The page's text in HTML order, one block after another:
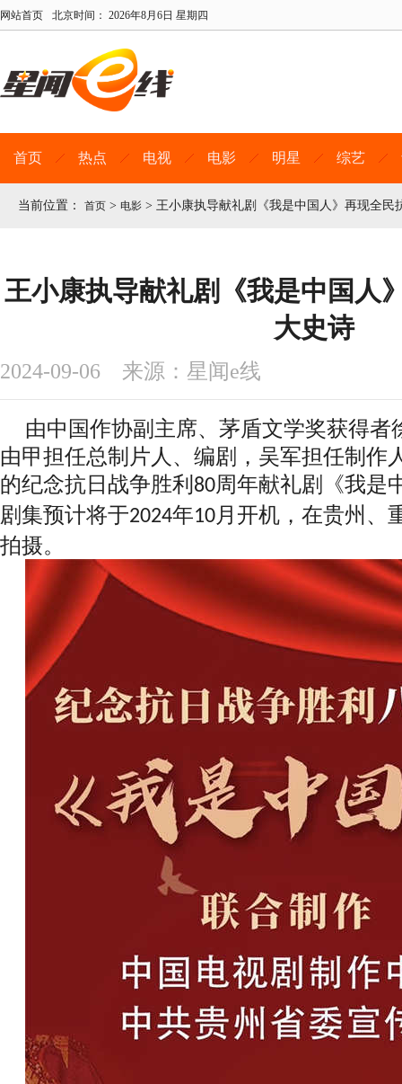
网站首页 北京时间： 2026年8月6日 星期四
首页 热点 电视 电影 明星 综艺
当前位置： 首页 > 电影 > 王小康执导献礼剧《我是中国人》再现全民
王小康执导献礼剧《我是中国人
大史诗
2024-09-06 来源：星闻e线
由中国作协副主席、茅盾文学奖获得者
由甲担任总制片人、编剧，吴军担任制作
的纪念抗日战争胜利 80周年献礼剧《我是
剧集预计将于2024年10 月开机，在贵州、
拍摄。